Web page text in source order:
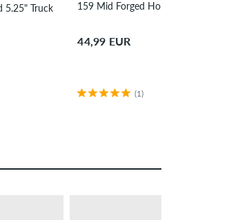
5.25" Truck 7.875"159 Mid Forged Hollow Truck 8.75"
44,99 EUR
(1)